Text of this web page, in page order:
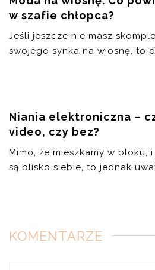
w szafie chłopca?
Jeśli jeszcze nie masz
swojego synka na wiosnę, to
Niania elektroniczna –
video, czy bez?
Mimo, że mieszkamy w bloku,
są blisko siebie, to jednak
KOMENTARZE